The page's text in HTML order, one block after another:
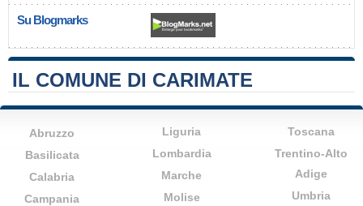
Su Blogmarks
IL COMUNE DI CARIMATE
Abruzzo
Basilicata
Calabria
Campania
Liguria
Lombardia
Marche
Molise
Toscana
Trentino-Alto
Adige
Umbria